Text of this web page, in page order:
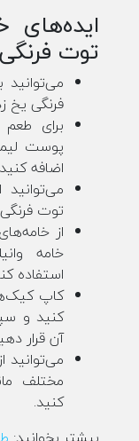
ایده‌های
توت فرنگی
فرنگی یخ
برای
پوست
اضافه
توت
از
خامه
استفاده
کاپ
کنید و
آن قرار
مختلف
کنید.